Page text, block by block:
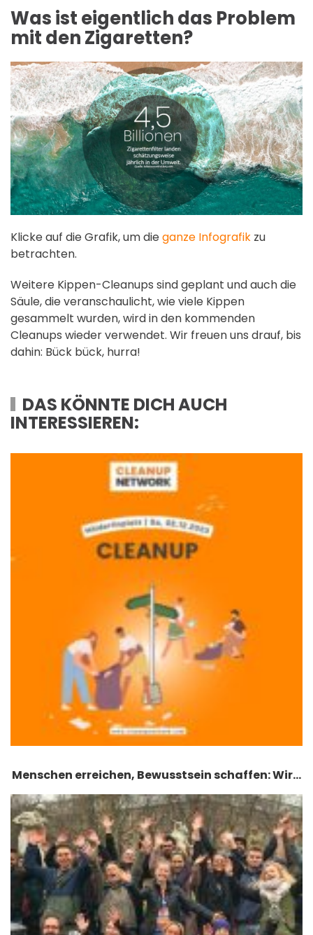
Was ist eigentlich das Problem
mit den Zigaretten?
Klicke auf die Grafik, um dieganze Infografik zu
betrachten.
Weitere Kippen-Cleanups sind geplant und auch die
Säule, die veranschaulicht, wie viele Kippen
gesammelt wurden, wird in den kommenden
Cleanups wieder verwendet. Wir freuen uns drauf, bis
dahin: Bück bück, hurra!
DAS KÖNNTE DICH AUCH
INTERESSIEREN:
Menschen erreichen, Bewusstsein schaffen: Wir…